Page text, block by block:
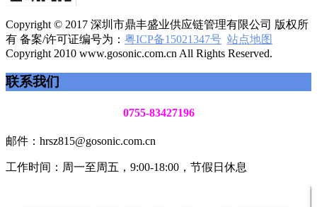
Copyright © 2017 深圳市鼎丰盛业供应链管理有限公司 版权所
有 备案/许可证编号为： 粤ICP备15021347号 站点地图
Copyright 2010 www.gosonic.com.cn All Rights Reserved.
联系我们
0755-83427196
邮件：hrsz815@gosonic.com.cn
工作时间：周一至周五，9:00-18:00，节假日休息